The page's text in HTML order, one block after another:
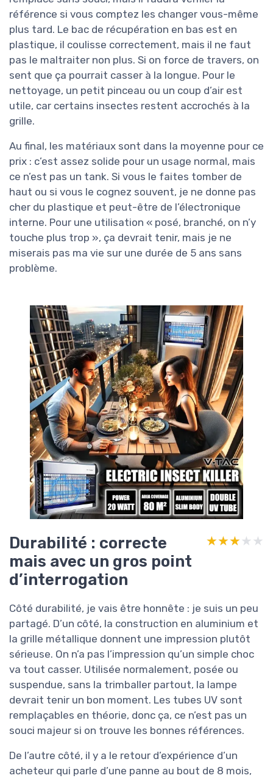
référence si vous comptez les changer vous-même
plus tard. Le bac de récupération en bas est en
plastique, il coulisse correctement, mais il ne faut
pas le maltraiter non plus. Si on force de travers, on
sent que ça pourrait casser à la longue. Pour le
nettoyage, un petit pinceau ou un coup d’air est
utile, car certains insectes restent accrochés à la
grille.
Au final, les matériaux sont dans la moyenne pour ce
prix : c’est assez solide pour un usage normal, mais
ce n’est pas un tank. Si vous le faites tomber de
haut ou si vous le cognez souvent, je ne donne pas
cher du plastique et peut-être de l’électronique
interne. Pour une utilisation « posé, branché, on n’y
touche plus trop », ça devrait tenir, mais je ne
miserais pas ma vie sur une durée de 5 ans sans
problème.
Durabilité : correcte
mais avec un gros point
d’interrogation
★★★★★
★★★★★
Côté durabilité, je vais être honnête : je suis un peu
partagé. D’un côté, la construction en aluminium et
la grille métallique donnent une impression plutôt
sérieuse. On n’a pas l’impression qu’un simple choc
va tout casser. Utilisée normalement, posée ou
suspendue, sans la trimballer partout, la lampe
devrait tenir un bon moment. Les tubes UV sont
remplaçables en théorie, donc ça, ce n’est pas un
souci majeur si on trouve les bonnes références.
De l’autre côté, il y a le retour d’expérience d’un
acheteur qui parle d’une panne au bout de 8 mois,